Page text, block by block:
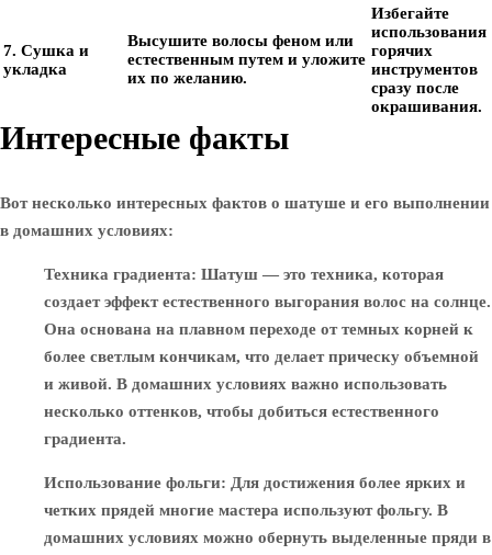
7. Сушка и
укладка
Высушите волосы феном или
естественным путем и уложите
их по желанию.
Избегайте
использования
горячих
инструментов
сразу после
окрашивания.
Интересные факты
Вот несколько интересных фактов о шатуше и его выполнении
в домашних условиях:
Техника градиента: Шатуш — это техника, которая
создает эффект естественного выгорания волос на солнце.
Она основана на плавном переходе от темных корней к
более светлым кончикам, что делает прическу объемной
и живой. В домашних условиях важно использовать
несколько оттенков, чтобы добиться естественного
градиента.
Использование фольги: Для достижения более ярких и
четких прядей многие мастера используют фольгу. В
домашних условиях можно обернуть выделенные пряди в